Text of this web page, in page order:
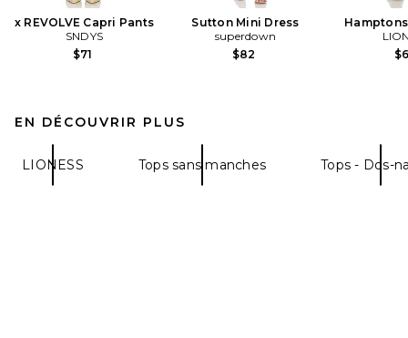
x REVOLVE Capri Pants
SNDYS
$71
Sutton Mini Dress
superdown
$82
EN DÉCOUVRIR PLUS
LIONESS Tops sans manches Tops - Dos-